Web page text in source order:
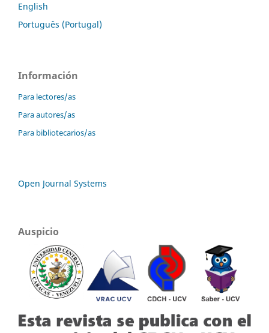
English
Português (Portugal)
Información
Para lectores/as
Para autores/as
Para bibliotecarios/as
Open Journal Systems
Auspicio